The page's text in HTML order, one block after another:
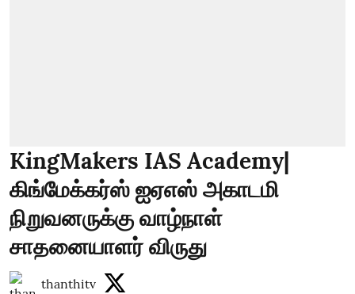
KingMakers IAS Academy|
கிங்மேக்கர்ஸ் ஐஏஎஸ் அகாடமி
நிறுவனருக்கு வாழ்நாள்
சாதனையாளர் விருது
thanthitv